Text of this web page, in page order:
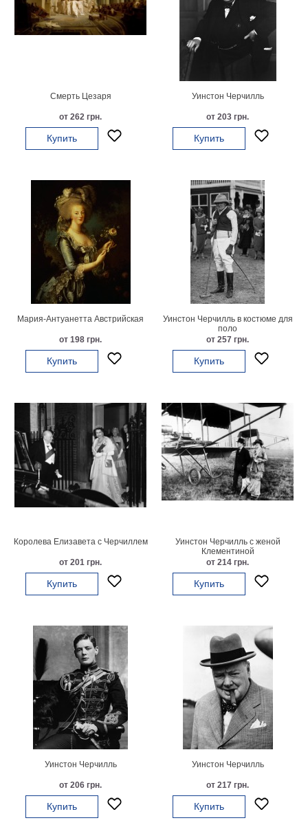
Мотивирующие
Города
Наши
работы
Смерть Цезаря
от 262 грн.
Купить
Уинстон Черчилль
от 203 грн.
Купить
Мария-Антуанетта Австрийская
от 198 грн.
Купить
Уинстон Черчилль в костюме для
поло
от 257 грн.
Купить
Королева Елизавета с Черчиллем
от 201 грн.
Купить
Уинстон Черчилль с женой
Клементиной
от 214 грн.
Купить
Уинстон Черчилль
от 206 грн.
Купить
Уинстон Черчилль
от 217 грн.
Купить